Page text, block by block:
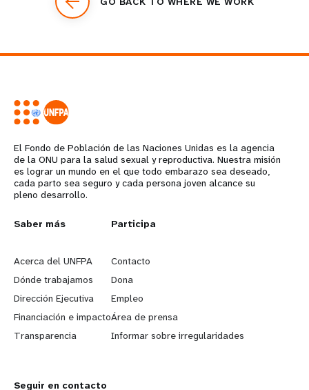
El Fondo de Población de las Naciones Unidas es la agencia
de la ONU para la salud sexual y reproductiva. Nuestra misión
es lograr un mundo en el que todo embarazo sea deseado,
cada parto sea seguro y cada persona joven alcance su
pleno desarrollo.
L
e
a
r
n
Saber más
Acerca del UNFPA
Dónde trabajamos
Dirección Ejecutiva
Financiación e impacto
Transparencia
G
o
b
e
y
Participa
Contacto
Dona
Empleo
Área de prensa
Informar sobre irregularidades
Seguir en contacto